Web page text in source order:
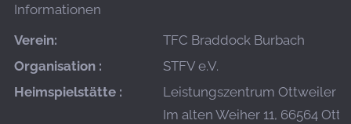
Informationen
Verein:
TFC Braddock Burbach
Organisation :
STFV e.V.
Heimspielstätte :
Leistungszentrum Ottweiler
Im alten Weiher 11, 66564